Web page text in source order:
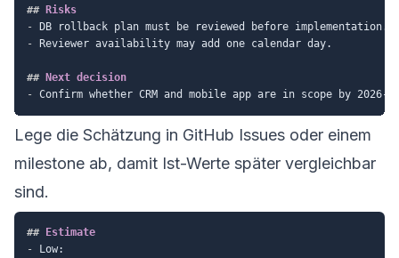
## Risks
-
- Reviewer availability may add one calendar day.
## Next decision
-
Lege die Schätzung in GitHub Issues oder einem
milestone ab, damit Ist-Werte später vergleichbar
sind.
## Estimate
-